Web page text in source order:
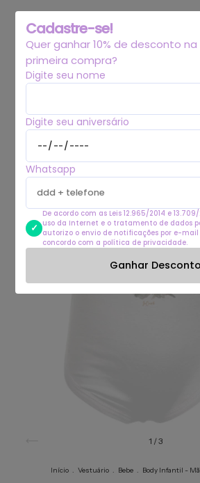
1 /3
Início . Vestuário . Bebe . Body Infantil -
Cadastre-se!
Quer ganhar 10% de desconto na
primeira compra?
Digite seu nome
Digite seu aniversário
Whatsapp
De acordo com as Leis 12.965/2014 e
uso da Internet e o tratamento de dados
autorizo o envio de notificações por e-mail
concordo com a política de privacidade.
Ganhar Desconto